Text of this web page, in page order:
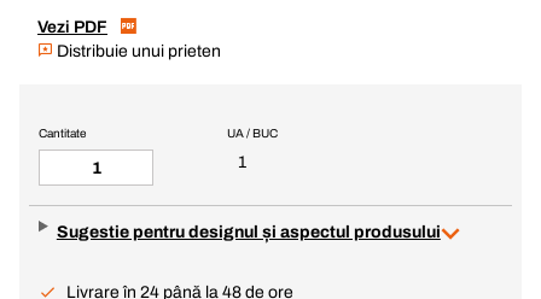
Vezi PDF
Distribuie unui prieten
UA / BUC
1
Cantitate
Sugestie pentru designul și aspectul produsului
Livrare în 24 până la 48 de ore